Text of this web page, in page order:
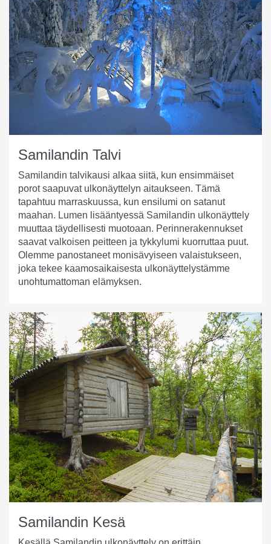
Samilandin Talvi
Samilandin talvikausi alkaa siitä, kun ensimmäiset
porot saapuvat ulkonäyttelyn aitaukseen. Tämä
tapahtuu marraskuussa, kun ensilumi on satanut
maahan. Lumen lisääntyessä Samilandin ulkonäyttely
muuttaa täydellisesti muotoaan. Perinnerakennukset
saavat valkoisen peitteen ja tykkylumi kuorruttaa puut.
Olemme panostaneet monisävyiseen valaistukseen,
joka tekee kaamosaikaisesta ulkonäyttelystämme
unohtumattoman elämyksen.
Samilandin Kesä